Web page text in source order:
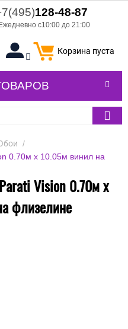
128-48-87
Ежедневно с10:00 до 21:00
Корзина пуста
/
0.70м х 10.05м винил на
Vision 0.70м х
флизелине